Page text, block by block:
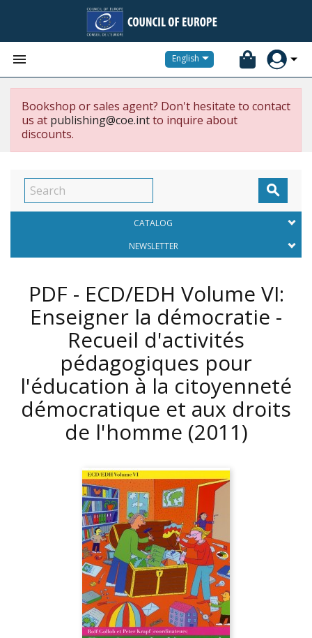
 English
Bookshop or sales agent? Don't hesitate to contact
us at publishing@coe.intto inquire about
discounts.

CATALOG
NEWSLETTER
PDF - ECD/EDH Volume VI:
Enseigner la démocratie -
Recueil d'activités
pédagogiques pour
l'éducation à la citoyenneté
démocratique et aux droits
de l'homme (2011)